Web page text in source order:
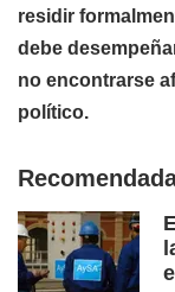
residir
debe
no encontrarse
político.